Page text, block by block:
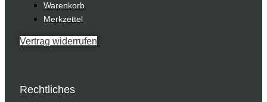
Warenkorb
Merkzettel
Vertrag widerrufen
Rechtliches